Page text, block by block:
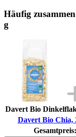
Häufig
g
Davert Bio
Davert Bio Chia,
Gesamtpreis: